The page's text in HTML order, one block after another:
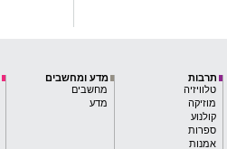
תרבות
טלוויזיה
מוזיקה
קולנוע
ספרות
אמנות
מדע ומחשבים
מחשבים
מדע